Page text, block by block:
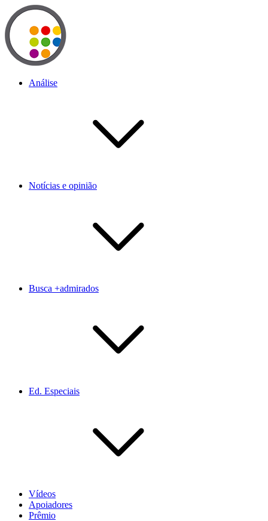
Análise
Notícias e opinião
Busca +admirados
Ed. Especiais
Vídeos
Apoiadores
Prêmio